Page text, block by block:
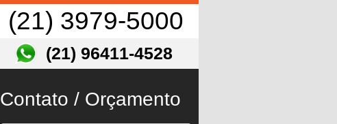
(21) 3979-5000
(21) 96411-4528
Contato / Orçamento